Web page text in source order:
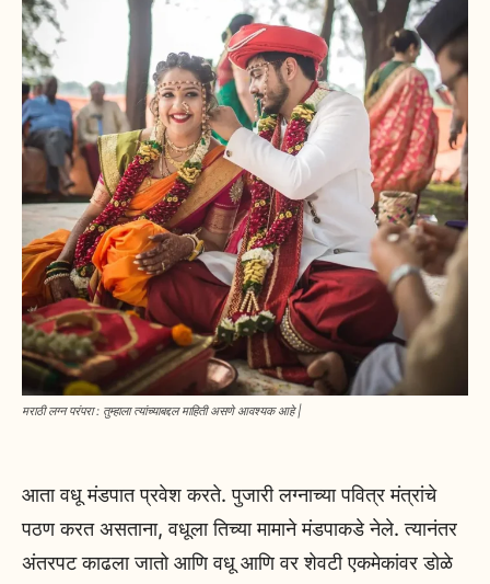
मराठी लग्न परंपरा : तुम्हाला त्यांच्याबद्दल माहिती असणे आवश्यक आहे |
आता वधू मंडपात प्रवेश करते. पुजारी लग्नाच्या पवित्र मंत्रांचे
पठण करत असताना, वधूला तिच्या मामाने मंडपाकडे नेले. त्यानंतर
अंतरपट काढला जातो आणि वधू आणि वर शेवटी एकमेकांवर डोळे